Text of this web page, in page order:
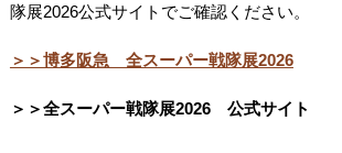
隊展2026公式サイトでご確認ください。
＞＞博多阪急 全スーパー戦隊展2026
＞＞全スーパー戦隊展2026 公式サイト